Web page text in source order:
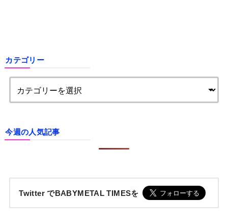
カテゴリー
今週の人気記事
Twitter でBABYMETAL TIMESを